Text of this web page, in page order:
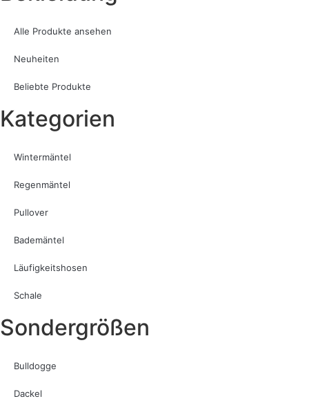
Alle Produkte ansehen
Neuheiten
Beliebte Produkte
Kategorien
Wintermäntel
Regenmäntel
Pullover
Bademäntel
Läufigkeitshosen
Schale
Sondergrößen
Bulldogge
Dackel